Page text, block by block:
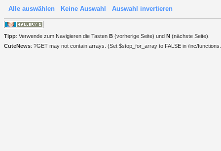
Alle auswählen
Keine Auswahl Auswahl invertieren
Tipp: Verwende zum Navigieren die Tasten B (vorherige Seite) und N (nächste Seite).
CuteNews: ?GET may not contain arrays. (Set $stop_for_array to FALSE in /inc/